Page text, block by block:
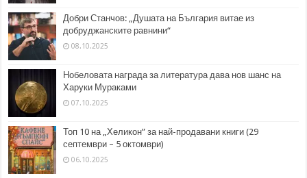
Добри Станчов: „Душата на България витае из
добруджанските равнини“
08.10.2025
Нобеловата награда за литература дава нов шанс на
Харуки Мураками
07.10.2025
Топ 10 на „Хеликон” за най-продавани книги (29
септември – 5 октомври)
06.10.2025